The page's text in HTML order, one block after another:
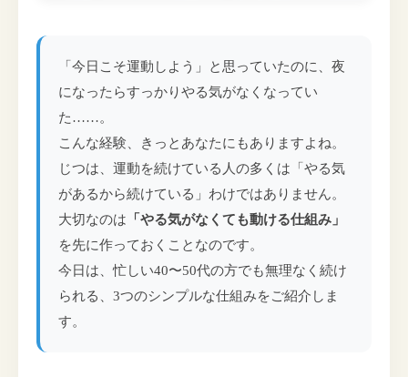
「今日こそ運動しよう」と思っていたのに、夜
になったらすっかりやる気がなくなってい
た……。
こんな経験、きっとあなたにもありますよね。
じつは、運動を続けている人の多くは「やる気
があるから続けている」わけではありません。
大切なのは 「やる気がなくても動ける仕組み」
を先に作っておくことなのです。
今日は、忙しい40〜50代の方でも無理なく続け
られる、3つのシンプルな仕組みをご紹介しま
す。